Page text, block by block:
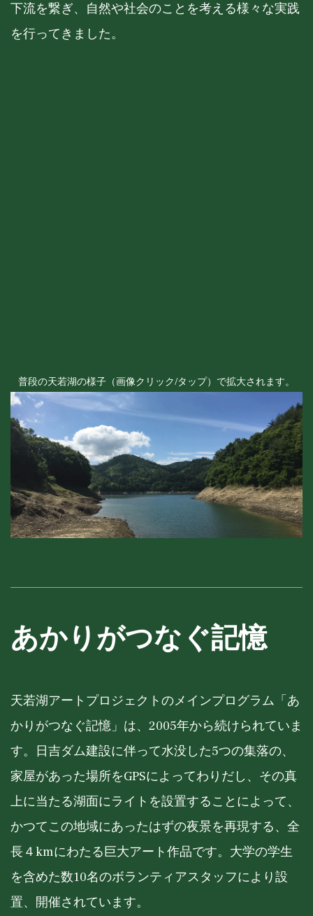
下流を繋ぎ、自然や社会のことを考える様々な実践
を行ってきました。
普段の天若湖の様子（画像クリック/タップ）で拡大されます。
あかりがつなぐ記憶
天若湖アートプロジェクトのメインプログラム「あ
かりがつなぐ記憶」は、2005年から続けられていま
す。日吉ダム建設に伴って水没した5つの集落の、
家屋があった場所をGPSによってわりだし、その真
上に当たる湖面にライトを設置することによって、
かつてこの地域にあったはずの夜景を再現する、全
長４kmにわたる巨大アート作品です。大学の学生
を含めた数10名のボランティアスタッフにより設
置、開催されています。